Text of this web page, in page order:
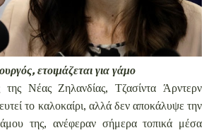
ετοιμάζεται για γάμο
Νέας Ζηλανδίας, Τζασίντα Άρντερν
το καλοκαίρι, αλλά δεν αποκάλυψε την
της, ανέφεραν σήμερα τοπικά μέσα